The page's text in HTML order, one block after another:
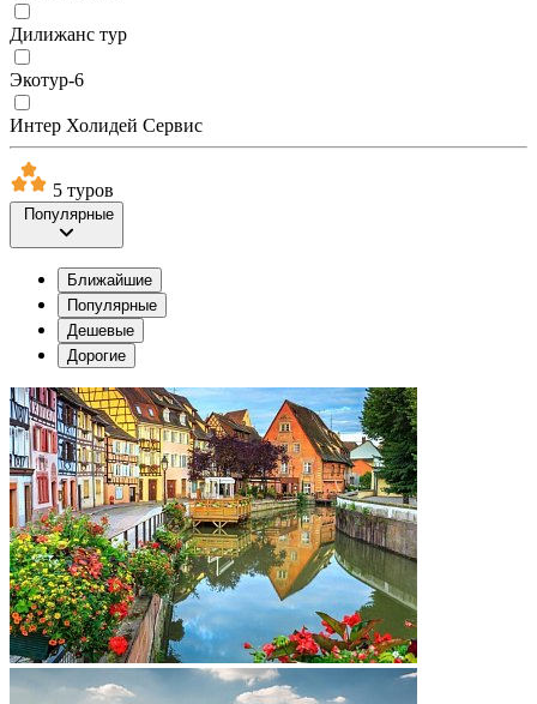
Дилижанс тур
Экотур-6
Интер Холидей Сервис
5 туров
Популярные
Ближайшие
Популярные
Дешевые
Дорогие